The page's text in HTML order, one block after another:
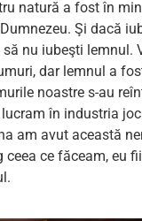
natură a fost în
Şi dacă
nu iubeşti lemnul.
dar lemnul a
noastre s-au
în industria
am avut această
ceea ce făceam, eu